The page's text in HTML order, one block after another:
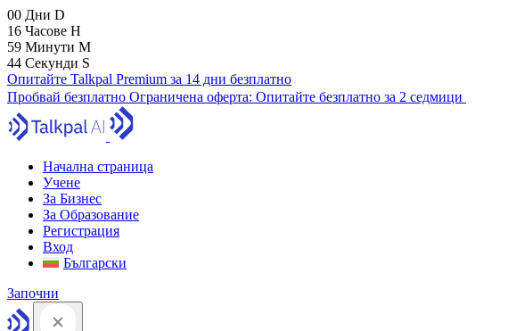
00 Дни D
16 Часове H
59 Минути M
43 Секунди S
Опитайте Talkpal Premium за 14 дни безплатно
Пробвай безплатно Ограничена оферта: Опитайте безплатно за 2 седмици
Начална страница
Учене
За Бизнес
За Образование
Регистрация
Вход
Български
Започни